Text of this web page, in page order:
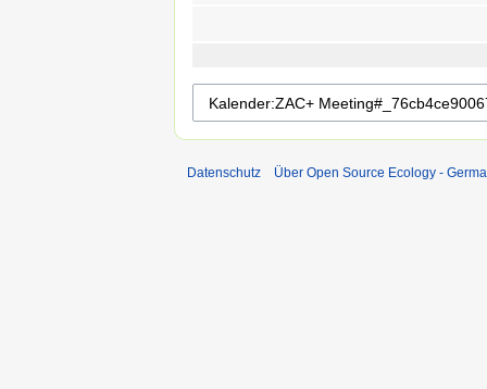
Datenschutz Über Open Source Ecology -